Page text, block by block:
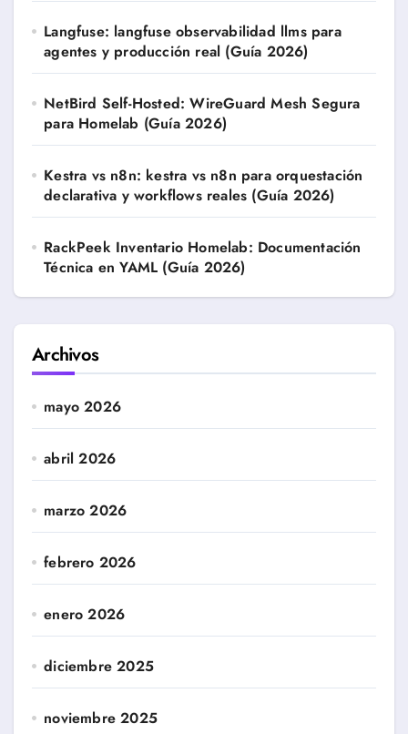
Langfuse: langfuse observabilidad llms para
agentes y producción real (Guía 2026)
NetBird Self-Hosted: WireGuard Mesh Segura
para Homelab (Guía 2026)
Kestra vs n8n: kestra vs n8n para orquestación
declarativa y workflows reales (Guía 2026)
RackPeek Inventario Homelab: Documentación
Técnica en YAML (Guía 2026)
Archivos
mayo 2026
abril 2026
marzo 2026
febrero 2026
enero 2026
diciembre 2025
noviembre 2025